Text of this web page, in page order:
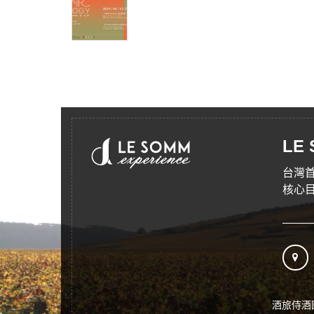
LE
台灣
核心
酒旅侍酒